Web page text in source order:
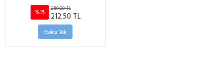
%15
250,00 TL
212,50 TL
Stokta Yok